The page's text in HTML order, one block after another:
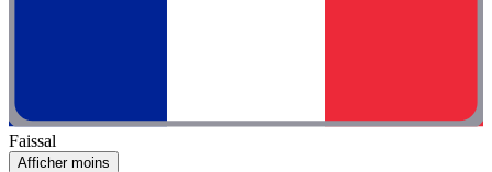
Faissal
Afficher moins